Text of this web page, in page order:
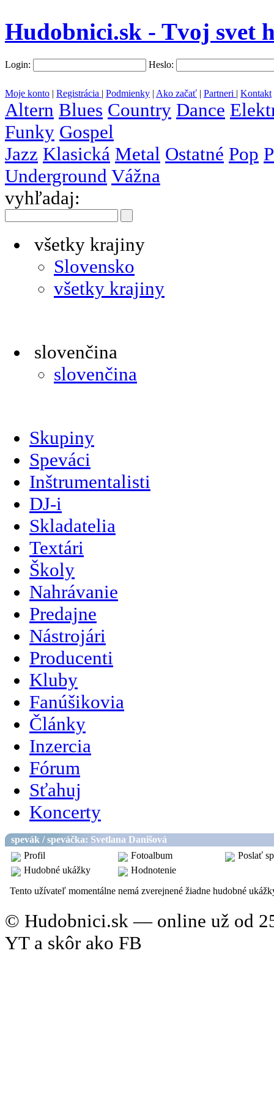
Hudobnici.sk - Tvoj svet
Login: Heslo:
Moje konto | Registrácia | Podmienky | Ako začať | Partneri | Kontakt
Altern Blues Country Dance
Funky Gospel
Jazz Klasická Metal Ostatné Pop
Underground Vážna
vyhľadaj:
všetky krajiny
Slovensko
všetky krajiny
slovenčina
slovenčina
Skupiny
Speváci
Inštrumentalisti
DJ-i
Skladatelia
Textári
Školy
Nahrávanie
Predajne
Nástrojári
Producenti
Kluby
Fanúšikovia
Články
Inzercia
Fórum
Sťahuj
Koncerty
spevák / speváčka: Svetlana Danišová
Profil
Fotoalbum
Poslať
Hudobné ukážky
Hodnotenie
Tento užívateľ momentálne nemá zverejnené žiadne hudobné
© Hudobnici.sk — online už od
YT a skôr ako FB